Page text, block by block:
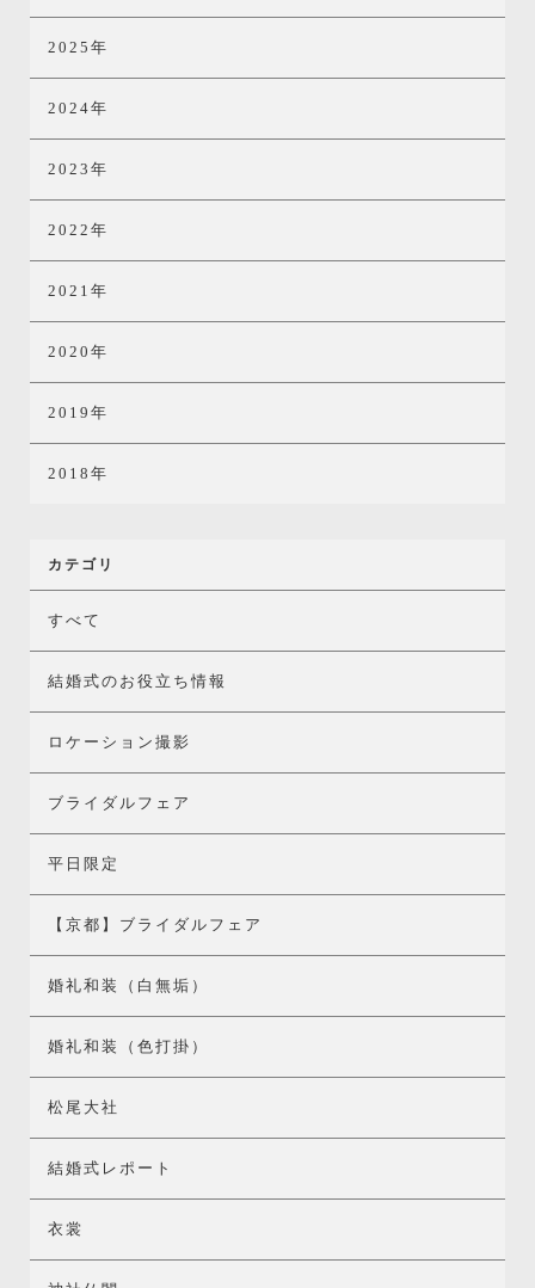
2025年
2024年
2023年
2022年
2021年
2020年
2019年
2018年
カテゴリ
すべて
結婚式のお役立ち情報
ロケーション撮影
ブライダルフェア
平日限定
【京都】ブライダルフェア
婚礼和装（白無垢）
婚礼和装（色打掛）
松尾大社
結婚式レポート
衣裳